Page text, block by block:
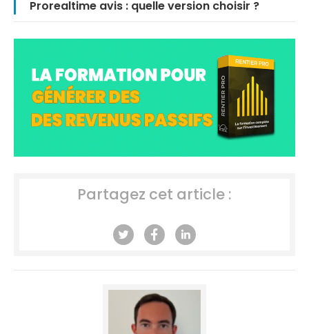
Prorealtime avis : quelle version choisir ?
Partagez cet article :